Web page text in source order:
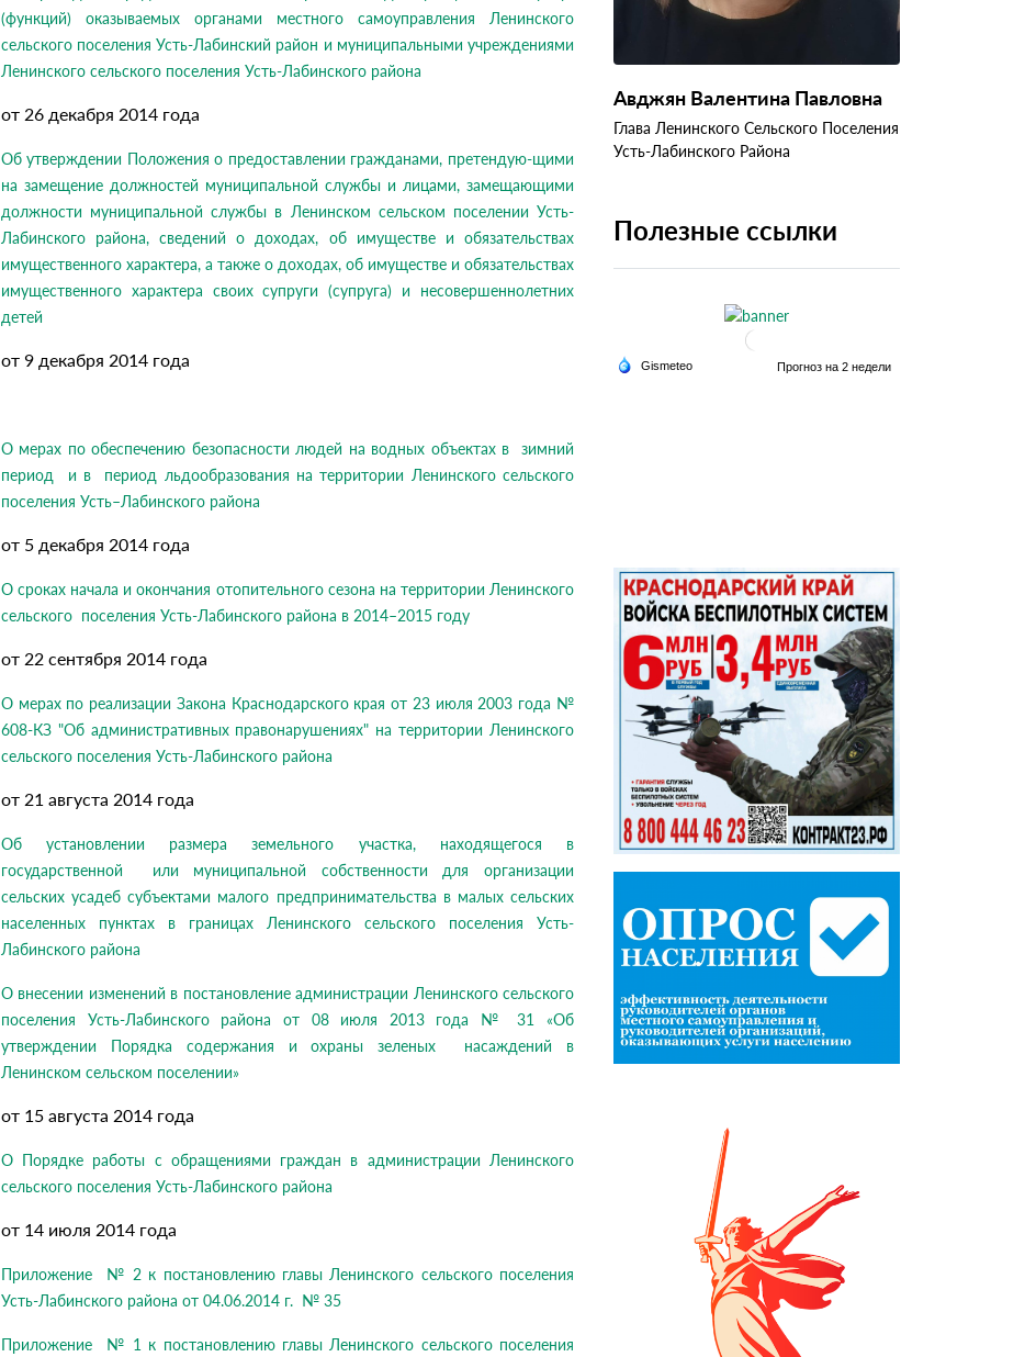
(функций) оказываемых органами местного самоуправления Ленинского
сельского поселения Усть-Лабинский район и муниципальными учреждениями
Ленинского сельского поселения Усть-Лабинского района
от 26 декабря 2014 года
Об утверждении Положения о предоставлении гражданами, претендую-щими
на замещение должностей муниципальной службы и лицами, замещающими
должности муниципальной службы в Ленинском сельском поселении Усть-
Лабинского района, сведений о доходах, об имуществе и обязательствах
имущественного характера, а также о доходах, об имуществе и обязательствах
имущественного характера своих супруги (супруга) и несовершеннолетних
детей
от 9 декабря 2014 года
О мерах по обеспечению безопасности людей на водных объектах в зимний
период и в период льдообразования на территории Ленинского сельского
поселения Усть–Лабинского района
от 5 декабря 2014 года
О сроках начала и окончания отопительного сезона на территории Ленинского
сельского поселения Усть-Лабинского района в 2014–2015 году
от 22 сентября 2014 года
О мерах по реализации Закона Краснодарского края от 23 июля 2003 года №
608-КЗ "Об административных правонарушениях" на территории Ленинского
сельского поселения Усть-Лабинского района
от 21 августа 2014 года
Об установлении размера земельного участка, находящегося в
государственной или муниципальной собственности для организации
сельских усадеб субъектами малого предпринимательства в малых сельских
населенных пунктах в границах Ленинского сельского поселения Усть-
Лабинского района
О внесении изменений в постановление администрации Ленинского сельского
поселения Усть-Лабинского района от 08 июля 2013 года № 31 «Об
утверждении Порядка содержания и охраны зеленых насаждений в
Ленинском сельском поселении»
от 15 августа 2014 года
О Порядке работы с обращениями граждан в администрации Ленинского
сельского поселения Усть-Лабинского района
от 14 июля 2014 года
Приложение № 2 к постановлению главы Ленинского сельского поселения
Усть-Лабинского района от 04.06.2014 г. № 35
Приложение № 1 к постановлению главы Ленинского сельского поселения
Авджян Валентина Павловна
Глава Ленинского Сельского Поселения
Усть-Лабинского Района
Полезные ссылки